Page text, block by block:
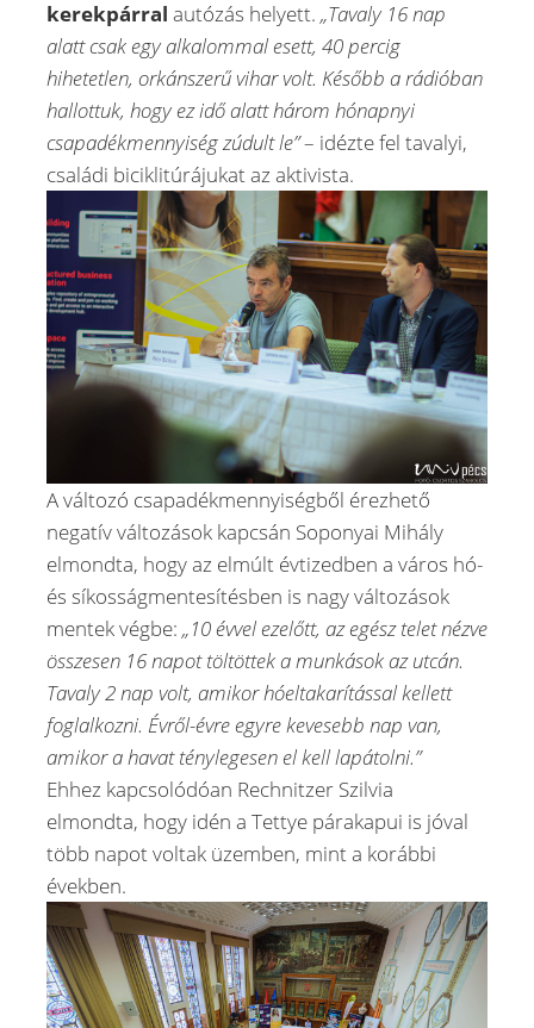
kerekpárral autózás helyett. „Tavaly 16 nap
alatt csak egy alkalommal esett, 40 percig
hihetetlen, orkánszerű vihar volt. Később a rádióban
hallottuk, hogy ez idő alatt három hónapnyi
csapadékmennyiség zúdult le”– idézte fel tavalyi,
családi biciklitúrájukat az aktivista.
A változó csapadékmennyiségből érezhető
negatív változások kapcsán Soponyai Mihály
elmondta, hogy az elmúlt évtizedben a város hó-
és síkosságmentesítésben is nagy változások
mentek végbe: „10 évvel ezelőtt, az egész telet nézve
összesen 16 napot töltöttek a munkások az utcán.
Tavaly 2 nap volt, amikor hóeltakarítással kellett
foglalkozni. Évről-évre egyre kevesebb nap van,
amikor a havat ténylegesen el kell lapátolni.”
Ehhez kapcsolódóan Rechnitzer Szilvia
elmondta, hogy idén a Tettye párakapui is jóval
több napot voltak üzemben, mint a korábbi
években.